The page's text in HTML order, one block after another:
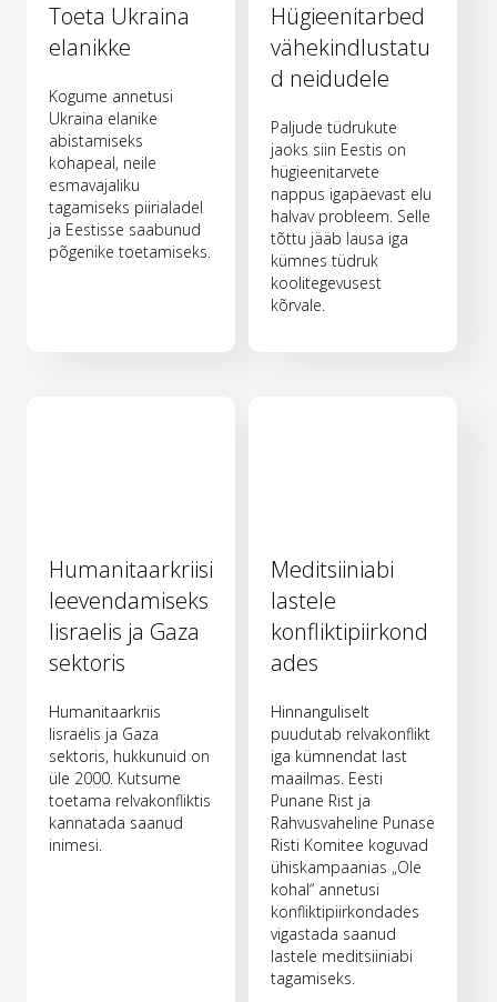
Toeta Ukraina
elanikke
Kogume annetusi
Ukraina elanike
abistamiseks
kohapeal, neile
esmavajaliku
tagamiseks piirialadel
ja Eestisse saabunud
põgenike toetamiseks.
Hügieenitarbed
vähekindlustatu
d neidudele
Paljude tüdrukute
jaoks siin Eestis on
hügieenitarvete
nappus igapäevast elu
halvav probleem. Selle
tõttu jääb lausa iga
kümnes tüdruk
koolitegevusest
kõrvale.
Humanitaarkriisi
leevendamiseks
Iisraelis ja Gaza
sektoris
Humanitaarkriis
Iisraelis ja Gaza
sektoris, hukkunuid on
üle 2000. Kutsume
toetama relvakonfliktis
kannatada saanud
inimesi.
Meditsiiniabi
lastele
konfliktipiirkond
ades
Hinnanguliselt
puudutab relvakonflikt
iga kümnendat last
maailmas. Eesti
Punane Rist ja
Rahvusvaheline Punase
Risti Komitee koguvad
ühiskampaanias „Ole
kohal“ annetusi
konfliktipiirkondades
vigastada saanud
lastele meditsiiniabi
tagamiseks.